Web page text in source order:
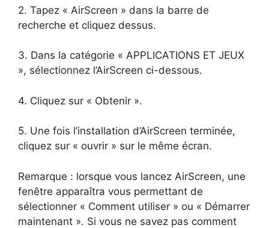
2. Tapez « AirScreen » dans la barre de
recherche et cliquez dessus.
3. Dans la catégorie « APPLICATIONS ET JEUX
», sélectionnez l’AirScreen ci-dessous.
4. Cliquez sur « Obtenir ».
5. Une fois l’installation d’AirScreen terminée,
cliquez sur « ouvrir » sur le même écran.
Remarque : lorsque vous lancez AirScreen, une
fenêtre apparaîtra vous permettant de
sélectionner « Comment utiliser » ou « Démarrer
maintenant ». Si vous ne savez pas comment